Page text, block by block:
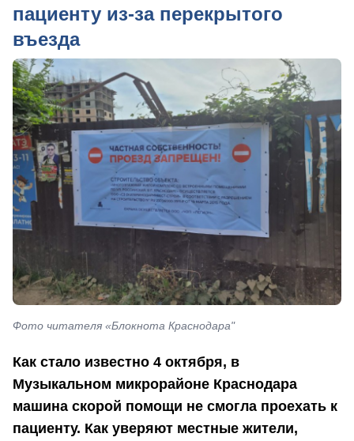
пациенту из-за перекрытого
въезда
Фото читателя «Блокнота Краснодара"
Как стало известно 4 октября, в
Музыкальном микрорайоне Краснодара
машина скорой помощи не смогла проехать к
пациенту. Как уверяют местные жители,